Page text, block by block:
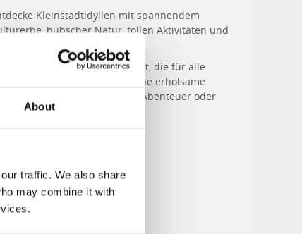
About
traffic. We also share
may combine it with
Kleinstadtidyllen mit spannendem
hübscher Natur, tollen Aktivitäten und
haben Kleinstädte aufgelistet, die für alle
bieten – egal ob Du Dir eine erholsame
ein spannendes Abenteuer oder
Erlebnisse wünschst.